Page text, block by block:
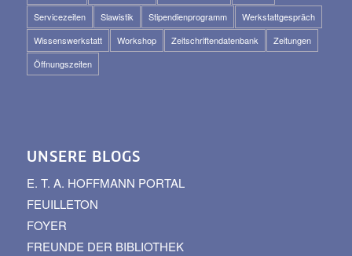
Servicezeiten
Slawistik Stipendienprogramm
Werkstattgespräch
Wissenswerkstatt
Workshop Zeitschriftendatenbank
Zeitungen
Öffnungszeiten
UNSERE BLOGS
E. T. A. HOFFMANN PORTAL
FEUILLETON
FOYER
FREUNDE DER BIBLIOTHEK